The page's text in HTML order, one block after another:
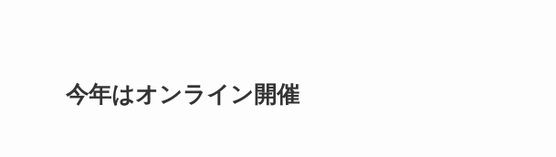
今年はオンライン開催